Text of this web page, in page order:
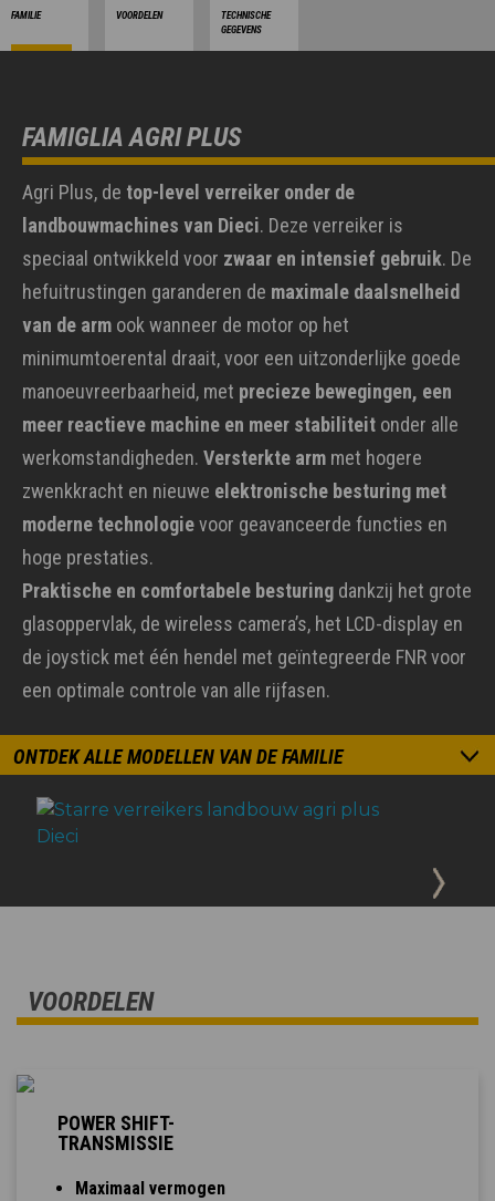
FAMILIE VOORDELEN
TECHNISCHE
GEGEVENS
FAMIGLIA AGRI PLUS
Agri Plus, de top-level verreiker onder de
landbouwmachines van Dieci. Deze verreiker is
speciaal ontwikkeld voor zwaar en intensief gebruik. De
hefuitrustingen garanderen de maximale daalsnelheid
van de arm ook wanneer de motor op het
minimumtoerental draait, voor een uitzonderlijke goede
manoeuvreerbaarheid, met precieze bewegingen, een
meer reactieve machine en meer stabiliteit onder alle
werkomstandigheden. Versterkte arm met hogere
zwenkkracht en nieuwe elektronische besturing met
moderne technologievoor geavanceerde functies en
hoge prestaties.
Praktische en comfortabele besturing dankzij het grote
glasoppervlak, de wireless camera’s, het LCD-display en
de joystick met één hendel met geïntegreerde FNR voor
een optimale controle van alle rijfasen.
ONTDEK ALLE MODELLEN VAN DE FAMILIE
VOORDELEN
POWER SHIFT-
TRANSMISSIE
Maximaal vermogen